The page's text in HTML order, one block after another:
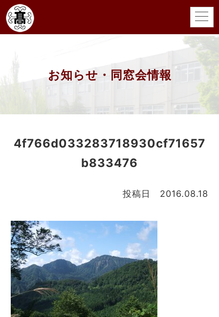
お知らせ・同窓会情報
4f766d033283718930cf71657
b833476
投稿日 2016.08.18